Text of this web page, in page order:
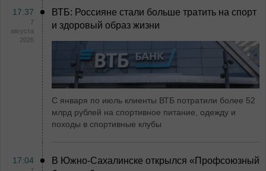
17:37
7
августа
2026
ВТБ: Россияне стали больше тратить на спорт
и здоровый образ жизни
С января по июль клиенты ВТБ потратили более 52
млрд рублей на спортивное питание, одежду и
походы в спортивные клубы
17:04
В Южно-Сахалинске открылся «Профсоюзный